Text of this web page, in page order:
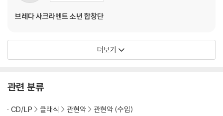
브레다 사크라멘트 소년 합창단
더보기
관련 분류
CD/LP 클래식 관현악 관현악 (수입)